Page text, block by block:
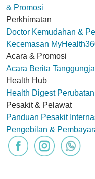
& Promosi
Perkhimatan
Doctor Kemudahan &
Kecemasan
Acara & Promosi
Acara Berita
Health Hub
Health Digest
Pesakit & Pelawat
Panduan Pesakit
Pengebilan &